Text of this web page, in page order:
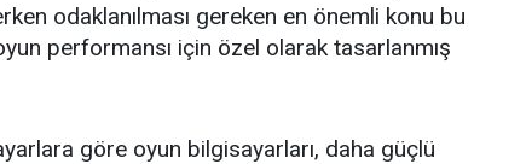
odaklanılması gereken en önemli konu bu
performansı için özel olarak tasarlanmış
göre oyun bilgisayarları, daha güçlü